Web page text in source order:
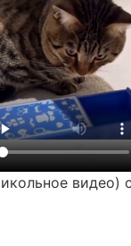
видео)